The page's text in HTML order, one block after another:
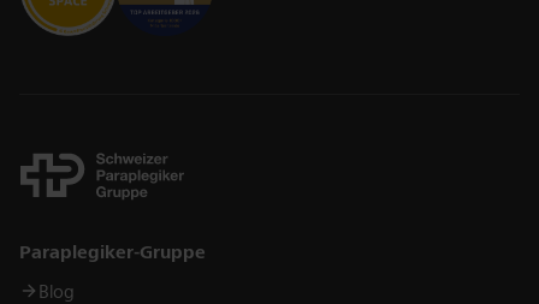
Links
Paraplegiker-Gruppe
Blog